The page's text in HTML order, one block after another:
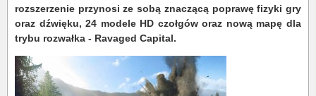
rozszerzenie przynosi ze sobą znaczącą poprawę fizyki gry
oraz dźwięku, 24 modele HD czołgów oraz nową mapę dla
trybu rozwałka - Ravaged Capital.